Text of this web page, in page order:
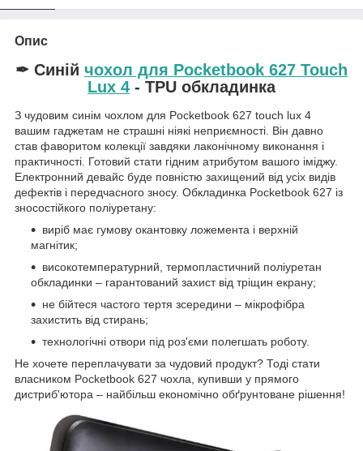
Опис
✒ Синій чохол для Pocketbook 627 Touch
Lux 4 - TPU обкладинка
З чудовим синім чохлом для Pocketbook 627 touch lux 4
вашим гаджетам не страшні ніякі неприємності. Він давно
став фаворитом колекції завдяки лаконічному виконання і
практичності. Готовий стати гідним атрибутом вашого іміджу.
Електронний девайс буде повністю захищений від усіх видів
дефектів і передчасного зносу. Обкладинка Pocketbook 627 із
зносостійкого поліуретану:
виріб має гумову окантовку ложемента і верхній
магнітик;
високотемпературний, термопластичний поліуретан
обкладинки – гарантований захист від тріщин екрану;
не бійтеся частого тертя зсередини – мікрофібра
захистить від стирань;
технологічні отвори під роз'єми полегшать роботу.
Не хочете переплачувати за чудовий продукт? Тоді стати
власником Pocketbook 627 чохла, купивши у прямого
дистриб'ютора – найбільш економічно обґрунтоване рішення!